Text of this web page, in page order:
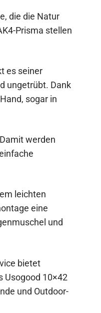
die die Natur
Prisma stellen
es seiner
ungetrübt. Dank
sogar in
werden
leichten
eine
und
bietet
Usogood 10×42
und Outdoor-